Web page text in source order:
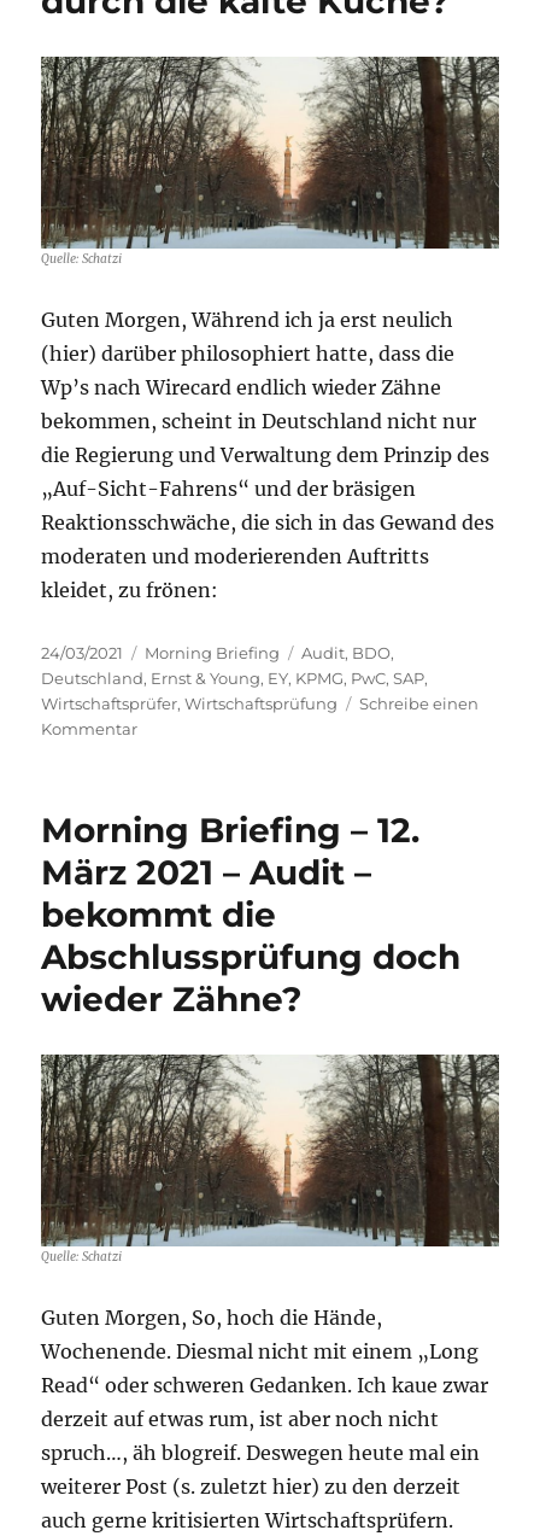
Audit
Einer
sticht
heraus
Quelle: Schatzi
Guten Morgen, Während ich ja erst neulich
(hier) darüber philosophiert hatte, dass die
Wp’s nach Wirecard endlich wieder Zähne
bekommen, scheint in Deutschland nicht nur
die Regierung und Verwaltung dem Prinzip des
„Auf-Sicht-Fahrens“ und der bräsigen
Reaktionsschwäche, die sich in das Gewand des
moderaten und moderierenden Auftritts
kleidet, zu frönen:
Veröffentlicht
am
24/03/2021 Kategorien
Morning Briefing Schlagwörter
Audit, BDO,
Deutschland, Ernst & Young, EY, KPMG, PwC,SAP,
Wirtschaftsprüfer,Wirtschaftsprüfung
Schreibe einen
Kommentarzu
24.
März
2021
–
Audit
–
durch
kalte
Küche?
Morning Briefing – 12.
März 2021 – Audit –
bekommt die
Abschlussprüfung doch
wieder Zähne?
Quelle: Schatzi
Guten Morgen, So, hoch die Hände,
Wochenende. Diesmal nicht mit einem „Long
Read“ oder schweren Gedanken. Ich kaue zwar
derzeit auf etwas rum, ist aber noch nicht
spruch…, äh blogreif. Deswegen heute mal ein
weiterer Post (s. zuletzt hier) zu den derzeit
auch gerne kritisierten Wirtschaftsprüfern.